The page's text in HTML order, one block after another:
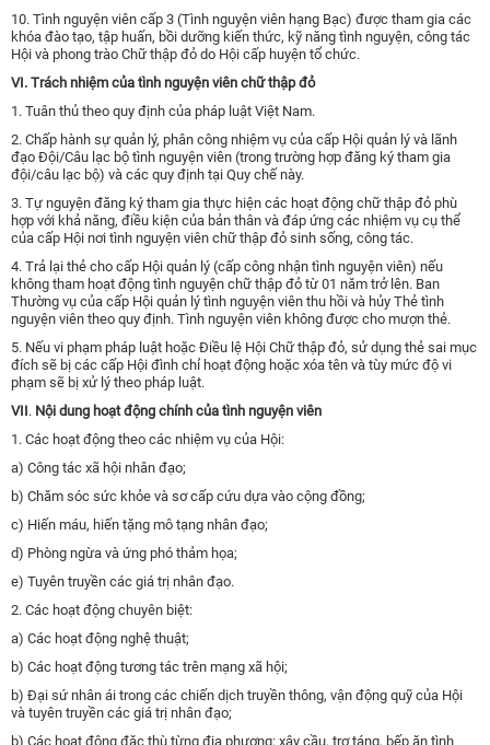
10. Tình nguyện viên cấp 3 (Tình nguyện viên hạng Bạc) được tham gia các
khóa đào tạo, tập huấn, bồi dưỡng kiến thức, kỹ năng tình nguyện, công tác
Hội và phong trào Chữ thập đỏ do Hội cấp huyện tổ chức.
VI. Trách nhiệm của tình nguyện viên chữ thập đỏ
1. Tuân thủ theo quy định của pháp luật Việt Nam.
2. Chấp hành sự quản lý, phân công nhiệm vụ của cấp Hội quản lý và lãnh
đạo Đội/Câu lạc bộ tình nguyện viên (trong trường hợp đăng ký tham gia
đội/câu lạc bộ) và các quy định tại Quy chế này.
3. Tự nguyện đăng ký tham gia thực hiện các hoạt động chữ thập đỏ phù
hợp với khả năng, điều kiện của bản thân và đáp ứng các nhiệm vụ cụ thể
của cấp Hội nơi tình nguyện viên chữ thập đỏ sinh sống, công tác.
4. Trả lại thẻ cho cấp Hội quản lý (cấp công nhận tình nguyện viên) nếu
không tham hoạt động tình nguyện chữ thập đỏ từ 01 năm trở lên. Ban
Thường vụ của cấp Hội quản lý tình nguyện viên thu hồi và hủy Thẻ tình
nguyện viên theo quy định. Tình nguyện viên không được cho mượn thẻ.
5. Nếu vi phạm pháp luật hoặc Điều lệ Hội Chữ thập đỏ, sử dụng thẻ sai mục
đích sẽ bị các cấp Hội đình chỉ hoạt động hoặc xóa tên và tùy mức độ vi
phạm sẽ bị xử lý theo pháp luật.
VII. Nội dung hoạt động chính của tình nguyện viên
1. Các hoạt động theo các nhiệm vụ của Hội:
a) Công tác xã hội nhân đạo;
b) Chăm sóc sức khỏe và sơ cấp cứu dựa vào cộng đồng;
c) Hiến máu, hiến tặng mô tạng nhân đạo;
d) Phòng ngừa và ứng phó thảm họa;
e) Tuyên truyền các giá trị nhân đạo.
2. Các hoạt động chuyên biệt:
a) Các hoạt động nghệ thuật;
b) Các hoạt động tương tác trên mạng xã hội;
b) Đại sứ nhân ái trong các chiến dịch truyền thông, vận động quỹ của Hội
và tuyên truyền các giá trị nhân đạo;
b) Các hoạt động đặc thù từng địa phương: xây cầu, trợ táng, bếp ăn tình